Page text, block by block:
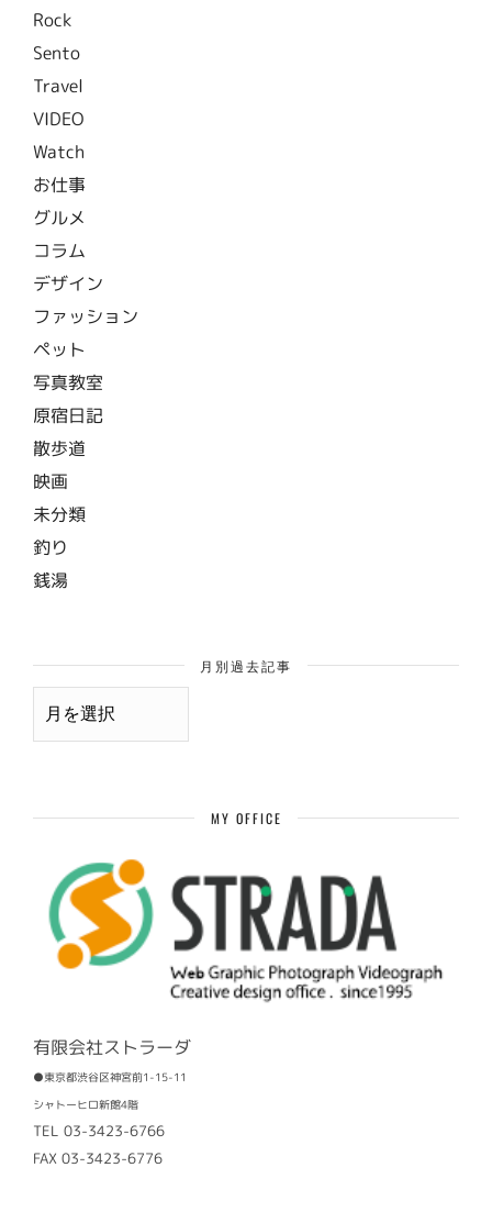
Rock
Sento
Travel
VIDEO
Watch
お仕事
グルメ
コラム
デザイン
ファッション
ペット
写真教室
原宿日記
散歩道
映画
未分類
釣り
銭湯
月別過去記事
月
MY OFFICE
有限会社ストラーダ
●東京都渋谷区神宮前1-15-11
シャトーヒロ新館4階
TEL 03-3423-6766
FAX 03-3423-6776